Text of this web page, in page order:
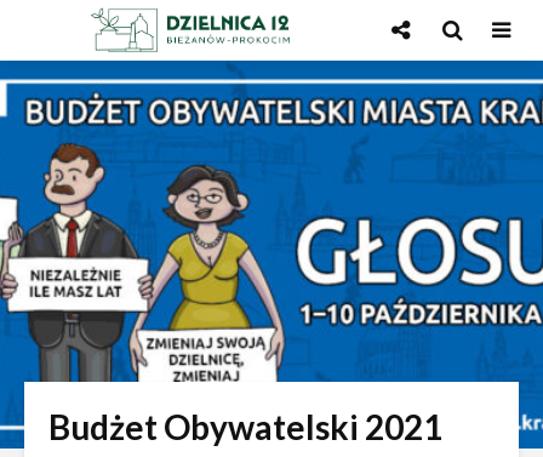
Skip
Content
Skip
navigation
Budżet Obywatelski 2021